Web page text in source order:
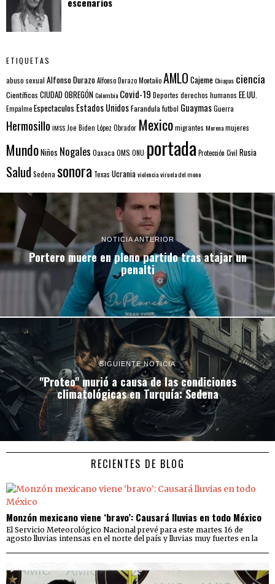
ETIQUETAS
abuso sexual Alfonso DurazoAlfonso Durazo MontañoAMLO CajemeChiapas ciencia
Científicos CIUDAD OBREGÓNColombia Covid-19 Deportes derechos humanos EE.UU.
EmpalmeEspectaculos Estados UnidosFarandulafutbol GuaymasGuerra
Hermosillo IMSSJoe Biden López Obrador Mexicomigrantes Morenamujeres
MundoNiños Nogales Oaxaca OMS ONU portada Protección Civil Rusia
Salud Sedena sonora Texas Ucraniaviolenciaviruela del mono
NOTICIA ANTERIOR
Portero muere en pleno partido tras atajar un
penalti
SIGUIENTE NOTICIA
"Proteo" murió a causa de las condiciones
climatológicas en Turquía: Sedena
RECIENTES DE BLOG
Monzón mexicano viene ‘bravo’: Causará lluvias en todo México
El Servicio Meteorológico Nacional prevé para este martes 16 de
agosto lluvias intensas en el norte del país y lluvias muy fuertes en la